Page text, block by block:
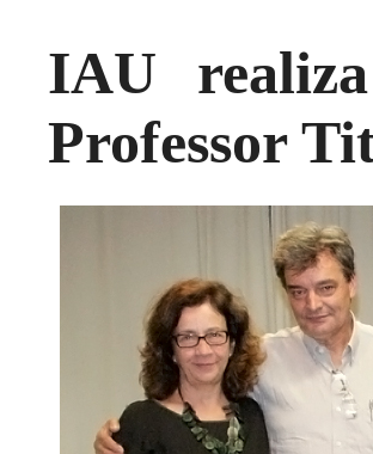
IAU
Professor